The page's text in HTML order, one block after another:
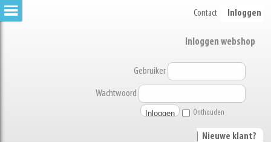
Contact Inloggen
Inloggen webshop
Gebruiker
Wachtwoord
Onthouden
Nieuwe klant?